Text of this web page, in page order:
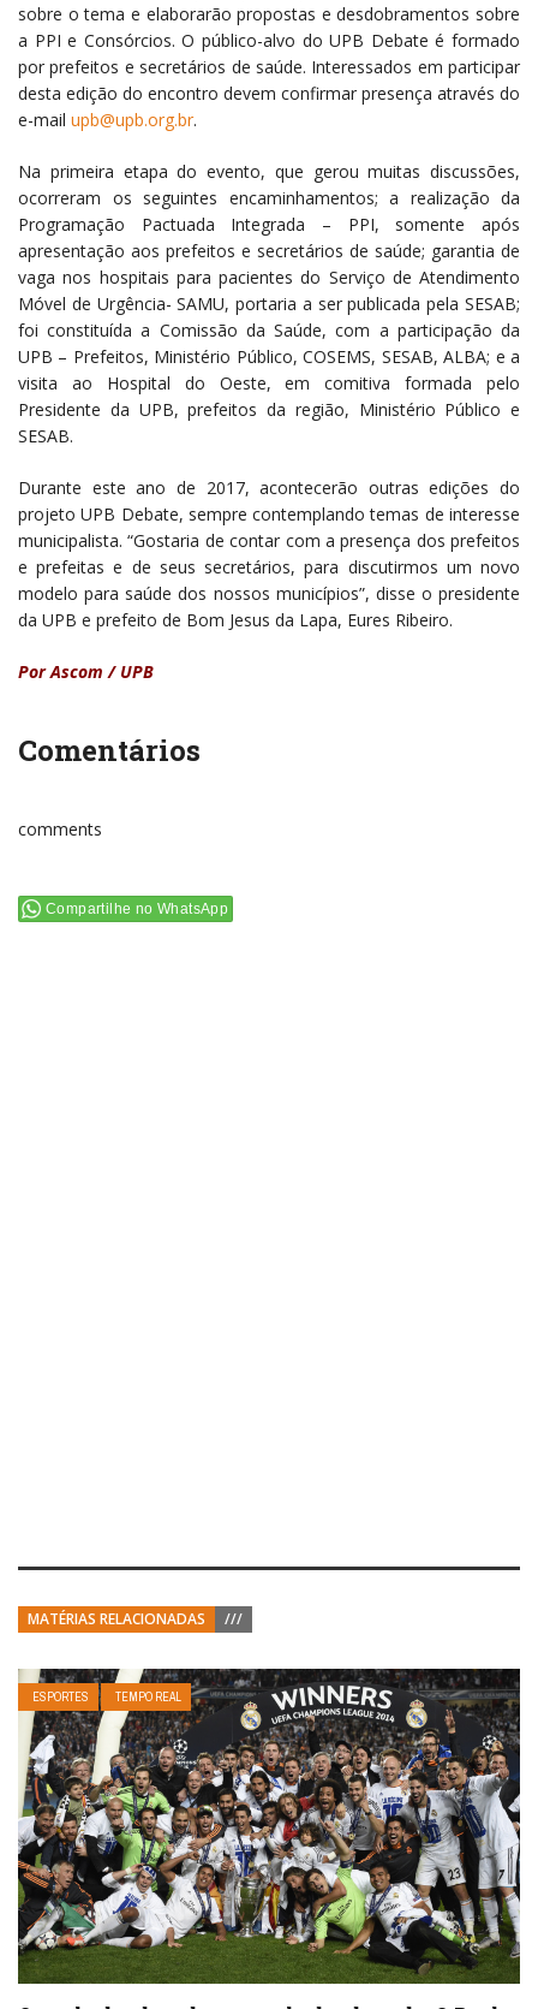
sobre o tema e elaborarão propostas e desdobramentos sobre
a PPI e Consórcios. O público-alvo do UPB Debate é formado
por prefeitos e secretários de saúde. Interessados em participar
desta edição do encontro devem confirmar presença através do
e-mail upb@upb.org.br.
Na primeira etapa do evento, que gerou muitas discussões,
ocorreram os seguintes encaminhamentos; a realização da
Programação Pactuada Integrada – PPI, somente após
apresentação aos prefeitos e secretários de saúde; garantia de
vaga nos hospitais para pacientes do Serviço de Atendimento
Móvel de Urgência- SAMU, portaria a ser publicada pela SESAB;
foi constituída a Comissão da Saúde, com a participação da
UPB – Prefeitos, Ministério Público, COSEMS, SESAB, ALBA; e a
visita ao Hospital do Oeste, em comitiva formada pelo
Presidente da UPB, prefeitos da região, Ministério Público e
SESAB.
Durante este ano de 2017, acontecerão outras edições do
projeto UPB Debate, sempre contemplando temas de interesse
municipalista. “Gostaria de contar com a presença dos prefeitos
e prefeitas e de seus secretários, para discutirmos um novo
modelo para saúde dos nossos municípios”, disse o presidente
da UPB e prefeito de Bom Jesus da Lapa, Eures Ribeiro.
Por Ascom / UPB
Comentários
comments
Compartilhe no WhatsApp
MATÉRIAS RELACIONADAS ///
ESPORTES TEMPO REAL